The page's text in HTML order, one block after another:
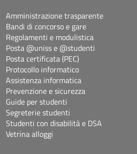
Amministrazione trasparente
Bandi di concorso e gare
Regolamenti e modulistica
Posta @uniss e @studenti
Posta certificata (PEC)
Protocollo informatico
Assistenza informatica
Prevenzione e sicurezza
Guide per studenti
Segreterie studenti
Studenti con disabilità e DSA
Vetrina alloggi